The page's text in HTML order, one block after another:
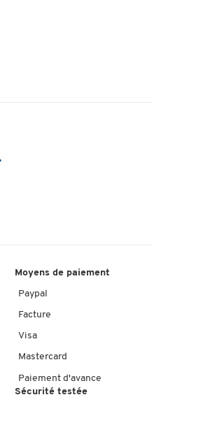
Moyens de paiement
Paypal
Facture
Visa
Mastercard
Paiement d'avance
Sécurité testée